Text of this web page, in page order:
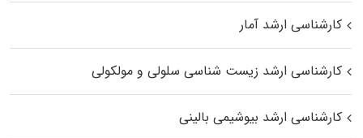
کارشناسی ارشد آمار
کارشناسی ارشد زیست شناسی سلولی و مولکولی
کارشناسی ارشد بیوشیمی بالینی